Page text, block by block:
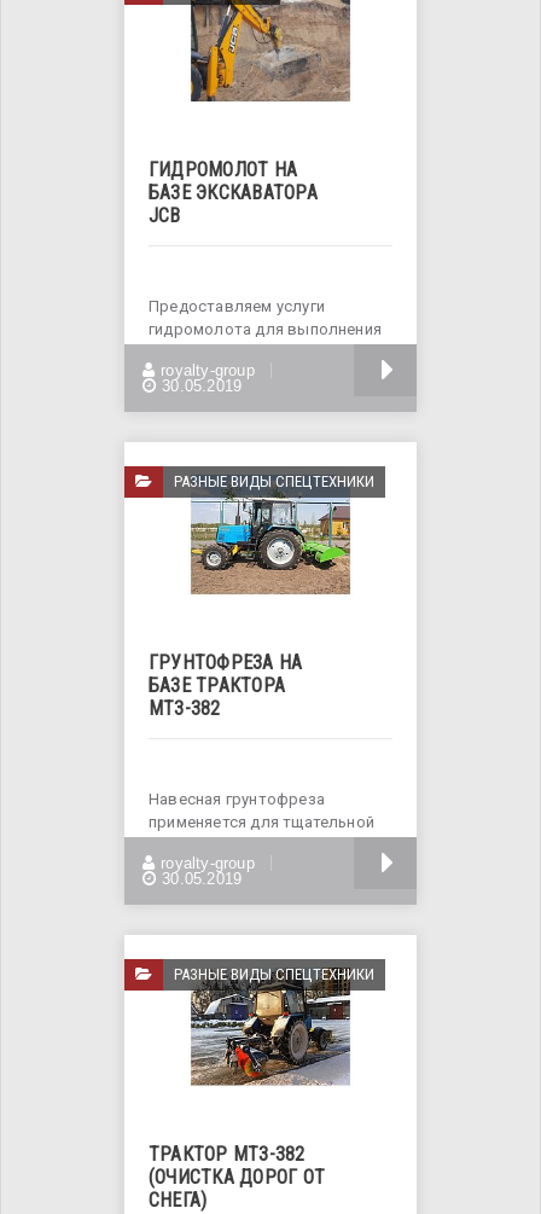
ГИДРОМОЛОТ НА
БАЗЕ ЭКСКАВАТОРА
JCB
Предоставляем услуги
гидромолота для выполнения
Разрушение
royalty-group
30.05.2019
РАЗНЫЕ ВИДЫ СПЕЦТЕХНИКИ
ГРУНТОФРЕЗА НА
БАЗЕ ТРАКТОРА
МТЗ-382
Навесная грунтофреза
применяется для тщательной
овощные и
royalty-group
30.05.2019
РАЗНЫЕ ВИДЫ СПЕЦТЕХНИКИ
ТРАКТОР МТЗ-382
(ОЧИСТКА ДОРОГ ОТ
СНЕГА)